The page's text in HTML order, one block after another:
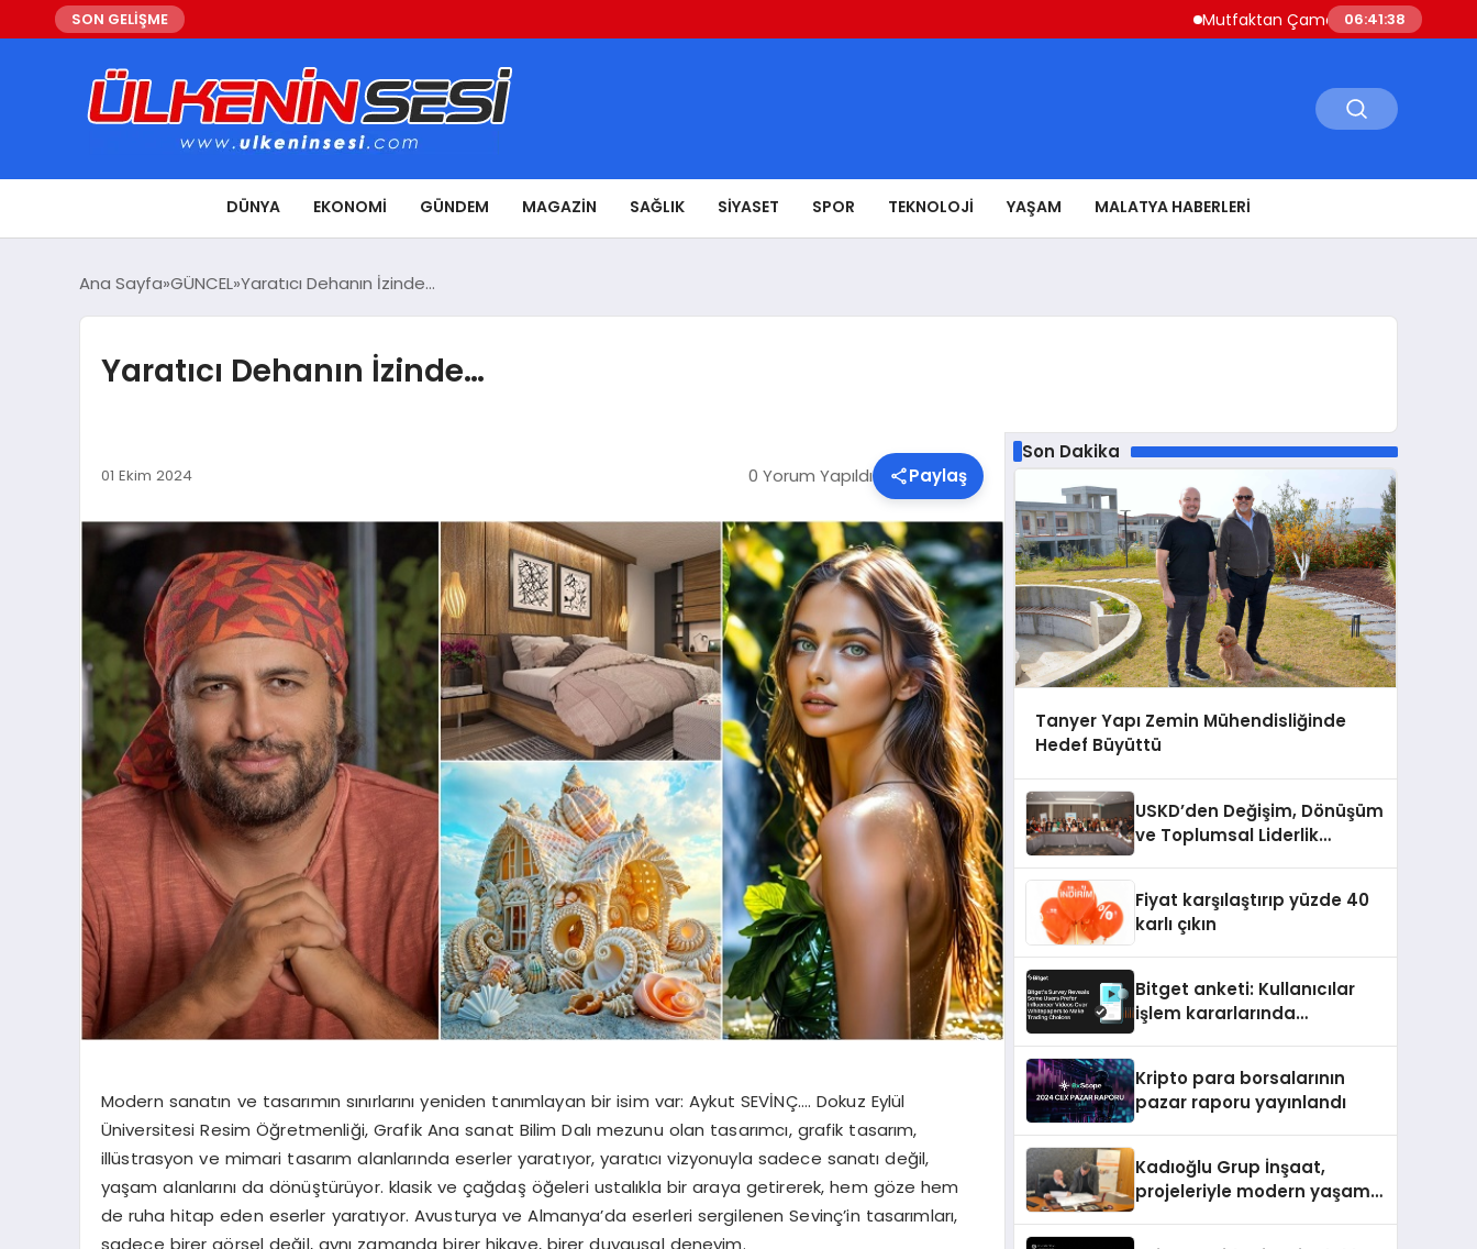
SON GELİŞME Mutfaktan Çamaşır Odasına Evin Ritmini
06:41:39
DÜNYA EKONOMI GÜNDEM MAGAZIN SAĞLIK SIYASET SPOR TEKNOLOJI YAŞAM MALATYA HABERLERI
Ana Sayfa GÜNCEL Yaratıcı Dehanın İzinde…
Yaratıcı Dehanın İzinde…
01 Ekim 2024 0 Yorum Yapıldı Paylaş
Modern sanatın ve tasarımın sınırlarını yeniden tanımlayan bir isim var: Aykut SEVİNÇ…. Dokuz Eylül
Üniversitesi Resim Öğretmenliği, Grafik Ana sanat Bilim Dalı mezunu olan tasarımcı, grafik tasarım,
illüstrasyon ve mimari tasarım alanlarında eserler yaratıyor, yaratıcı vizyonuyla sadece sanatı değil,
yaşam alanlarını da dönüştürüyor. klasik ve çağdaş öğeleri ustalıkla bir araya getirerek, hem göze hem
de ruha hitap eden eserler yaratıyor. Avusturya ve Almanya’da eserleri sergilenen Sevinç’in tasarımları,
sadece birer görsel değil, aynı zamanda birer hikaye, birer duygusal deneyim.
Son Dakika
Tanyer Yapı Zemin Mühendisliğinde
Hedef Büyüttü
USKD’den Değişim, Dönüşüm
ve Toplumsal Liderlik
Fiyat karşılaştırıp yüzde 40
karlı çıkın
Bitget anketi: Kullanıcılar
işlem kararlarında
ediyor
Kripto para borsalarının
pazar raporu yayınlandı
Kadıoğlu Grup İnşaat,
projeleriyle modern yaşamı